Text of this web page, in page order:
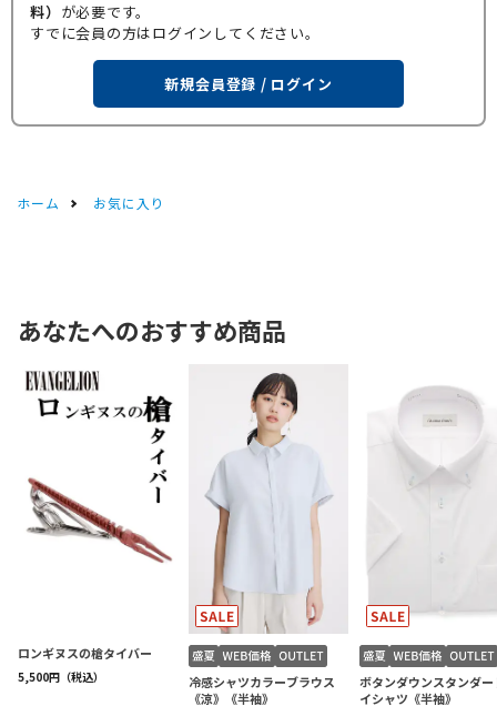
料） が必要です。
すでに会員の方はログインしてください。
新規会員登録 / ログイン
ホーム お気に入り